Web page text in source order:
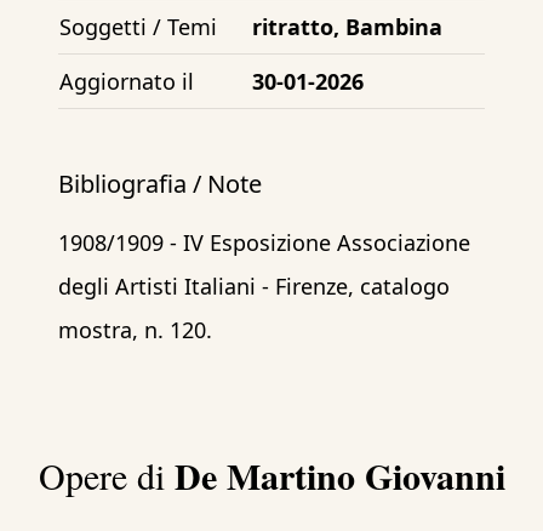
Soggetti / Temi
ritratto, Bambina
Aggiornato il
30-01-2026
Bibliografia / Note
1908/1909 - IV Esposizione Associazione
degli Artisti Italiani - Firenze, catalogo
mostra, n. 120.
Opere di De Martino Giovanni